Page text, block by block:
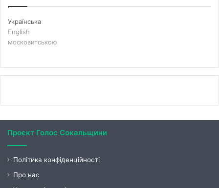
Українська
English
московитською
Проєкт Голос Сокальщини
Політика конфіденційності
Про нас